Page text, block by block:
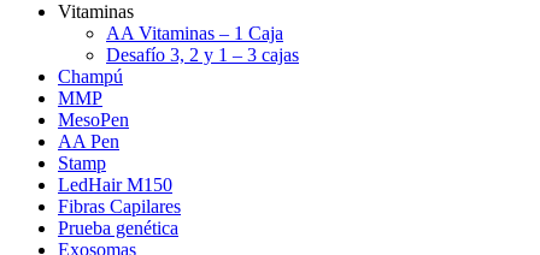
Vitaminas
AA Vitaminas – 1 Caja
Desafío 3, 2 y 1 – 3 cajas
Champú
MMP
MesoPen
AA Pen
Stamp
LedHair M150
Fibras Capilares
Prueba genética
Exosomas